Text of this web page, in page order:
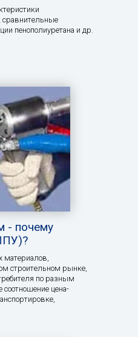
сравнительные
пенополиуретана и др.
- почему
материалов,
строительном рынке,
по разным
цена-